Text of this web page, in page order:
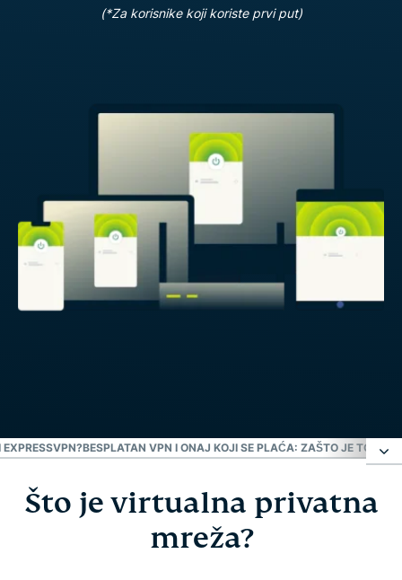
(*Za korisnike koji koriste prvi put)
BESPLATAN VPN I ONAJ KOJI SE PLAĆA: ZAŠTO JE TO
Što je virtualna privatna mreža?
Što VPN može učiniti za vas?
Što je virtualna privatna
mreža?